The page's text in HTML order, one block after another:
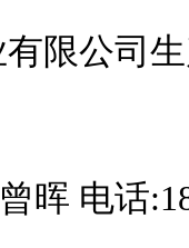
限公司
晖 电话